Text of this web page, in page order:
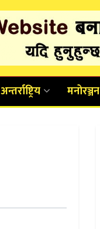
अन्तर्राष्ट्रिय मनोरञ्जन